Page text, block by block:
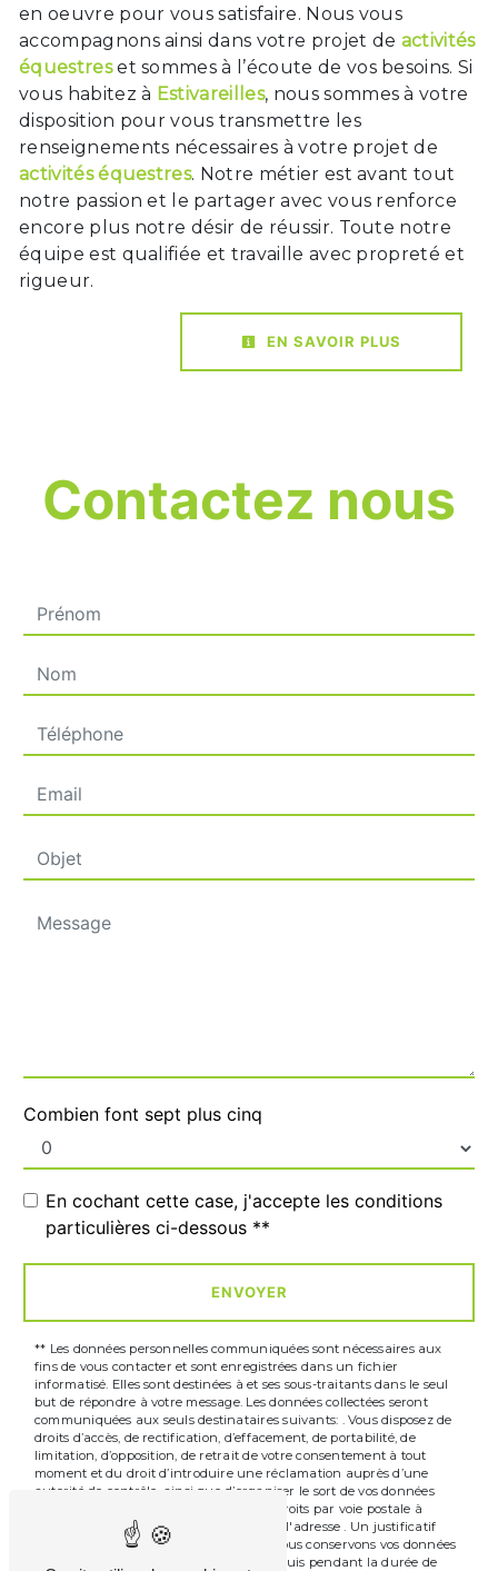
en oeuvre pour vous satisfaire. Nous vous
accompagnons ainsi dans votre projet de activités
équestreset sommes à l’écoute de vos besoins. Si
vous habitez à Estivareilles, nous sommes à votre
disposition pour vous transmettre les
renseignements nécessaires à votre projet de
activités équestres. Notre métier est avant tout
notre passion et le partager avec vous renforce
encore plus notre désir de réussir. Toute notre
équipe est qualifiée et travaille avec propreté et
rigueur.
EN SAVOIR PLUS
Contactez nous
Combien font sept plus cinq
En cochant cette case, j'accepte les conditions
particulières ci-dessous **
ENVOYER
** Les données personnelles communiquées sont nécessaires aux
fins de vous contacter et sont enregistrées dans un fichier
informatisé. Elles sont destinées à et ses sous-traitants dans le seul
but de répondre à votre message. Les données collectées seront
communiquées aux seuls destinataires suivants: . Vous disposez de
droits d’accès, de rectification, d’effacement, de portabilité, de
limitation, d’opposition, de retrait de votre consentement à tout
moment et du droit d’introduire une réclamation auprès d’une
autorité de contrôle, ainsi que d’organiser le sort de vos données
post-mortem. Vous pouvez exercer ces droits par voie postale à
l'adresse ou par courrier électronique à l'adresse . Un justificatif
d'identité pourra vous être demandé. Nous conservons vos données
pendant la période de prise de contact puis pendant la durée de